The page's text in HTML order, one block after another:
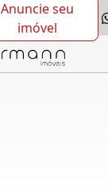
Anuncie seu
imóvel